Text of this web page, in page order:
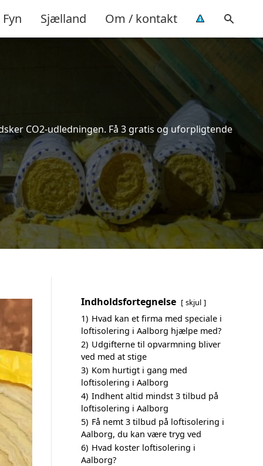
Fyn Sjælland Om / kontakt
CO2-udledningen. Få 3 gratis og uforpligtende
Indholdsfortegnelse skjul
1) Hvad kan et firma med speciale i
loftisolering i Aalborg hjælpe med?
2) Udgifterne til opvarmning bliver
ved med at stige
3) Kom hurtigt i gang med
loftisolering i Aalborg
4) Indhent altid mindst 3 tilbud på
loftisolering i Aalborg
5) Få nemt 3 tilbud på loftisolering i
Aalborg, du kan være tryg ved
6) Hvad koster loftisolering i
Aalborg?